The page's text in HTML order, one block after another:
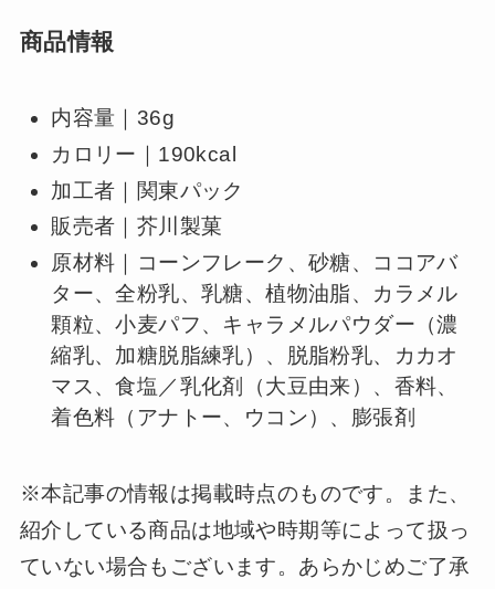
商品情報
内容量｜36g
カロリー｜190kcal
加工者｜関東パック
販売者｜芥川製菓
原材料｜コーンフレーク、砂糖、ココアバ
ター、全粉乳、乳糖、植物油脂、カラメル
顆粒、小麦パフ、キャラメルパウダー（濃
縮乳、加糖脱脂練乳）、脱脂粉乳、カカオ
マス、食塩／乳化剤（大豆由来）、香料、
着色料（アナトー、ウコン）、膨張剤
※本記事の情報は掲載時点のものです。また、
紹介している商品は地域や時期等によって扱っ
ていない場合もございます。あらかじめご了承